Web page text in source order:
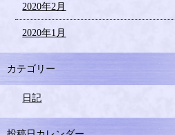
2020年2月
2020年1月
カテゴリー
日記